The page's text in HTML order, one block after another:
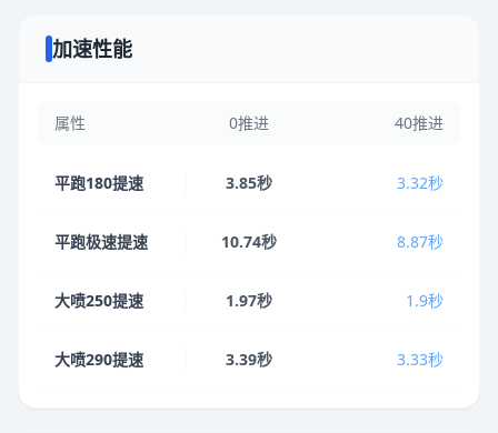
加速性能
属性 0推进 40推进
平跑180提速 3.85秒 3.32秒
平跑极速提速 10.74秒 8.87秒
大喷250提速 1.97秒 1.9秒
大喷290提速 3.39秒 3.33秒